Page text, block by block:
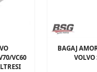
VC60
BAGAJ
VOLVO